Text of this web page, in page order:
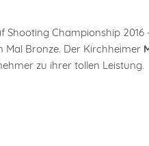
Championship 2016
Mal Bronze. Der Kirchheimer
zu ihrer tollen Leistung.